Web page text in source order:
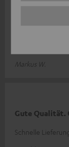
Super
Markus W.
Gute Qualität.
Schnelle